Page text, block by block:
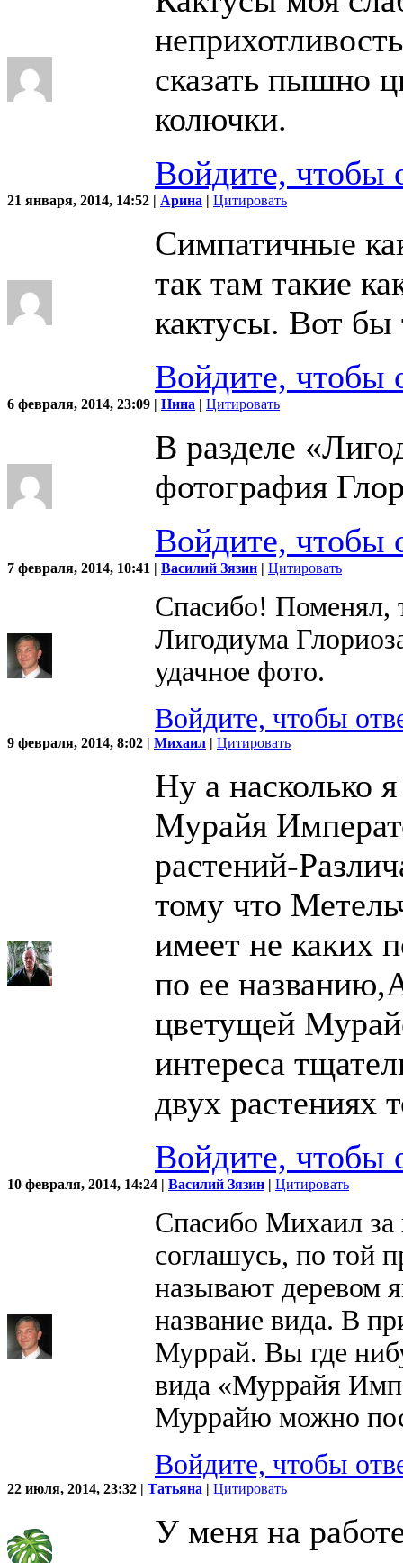
сказать пышно
колючки.
Войдите, чтобы
21 января, 2014, 14:52 | Арина | Цитировать
Симпатичные
так там такие
кактусы. Вот бы
Войдите, чтобы
6 февраля, 2014, 23:09 | Нина | Цитировать
В разделе
фотография
Войдите, чтобы
7 февраля, 2014, 10:41 | Василий Зязин | Цитировать
Спасибо! Поменял,
Лигодиума
удачное фото.
Войдите, чтобы
9 февраля, 2014, 8:02 | Михаил | Цитировать
Ну а насколько
Мурайя
растений-
тому что
имеет не каких
по ее
цветущей
интереса
двух растениях
Войдите, чтобы
10 февраля, 2014, 14:24 | Василий Зязин | Цитировать
Спасибо Михаил за
соглашусь, по той
называют деревом
название вида. В
Муррай. Вы где
вида «Муррайя
Муррайю можно
Войдите, чтобы
22 июля, 2014, 23:32 | Татьяна | Цитировать
У меня на